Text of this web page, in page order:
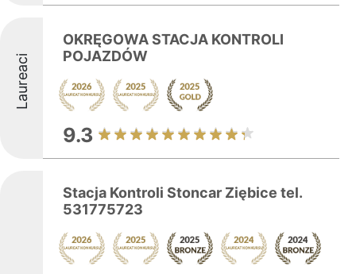
Laureaci
OKRĘGOWA STACJA KONTROLI
POJAZDÓW
9.3
Stacja Kontroli Stoncar Ziębice tel.
531775723